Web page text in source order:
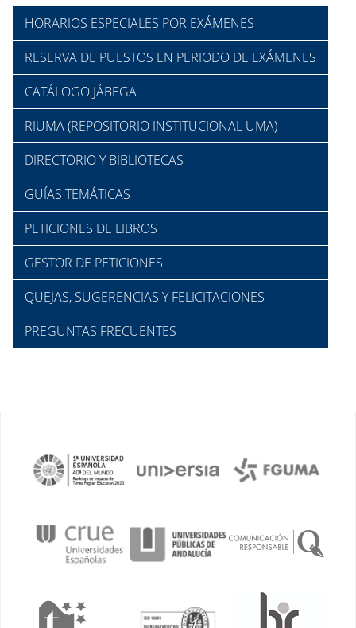
HORARIOS ESPECIALES POR EXÁMENES
RESERVA DE PUESTOS EN PERIODO DE EXÁMENES
CATÁLOGO JÁBEGA
RIUMA (REPOSITORIO INSTITUCIONAL UMA)
DIRECTORIO Y BIBLIOTECAS
GUÍAS TEMÁTICAS
PETICIONES DE LIBROS
GESTOR DE PETICIONES
QUEJAS, SUGERENCIAS Y FELICITACIONES
PREGUNTAS FRECUENTES